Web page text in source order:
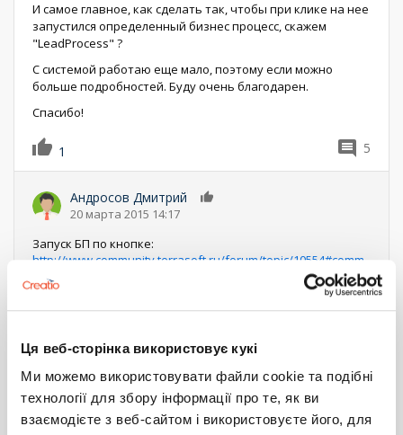
Ця веб-сторінка використовує кукі
Ми можемо використовувати файли cookie та подібні
технології для збору інформації про те, як ви
взаємодієте з веб-сайтом і використовуєте його, для
И самое главное, как сделать так, чтобы при клике на нее
запустился определенный бизнес процесс, скажем
"LeadProcess" ?
С системой работаю еще мало, поэтому если можно
больше подробностей. Буду очень благодарен.
Спасибо!
1 5
Андросов Дмитрий
20 марта 2015 14:17
Запуск БП по кнопке:
http://www.community.terrasoft.ru/forum/topic/10554#comm
ent-47944
Добавление кнопки в активную строку (на примере
Ответить
Нумерация
страниц
Первая
страница
« Первая ←
‹ Предыдущий Страница
1
Текущая
страница
2 Страница
3
Следующая
страница
Следующий ›
Последняя
страница
Последняя »